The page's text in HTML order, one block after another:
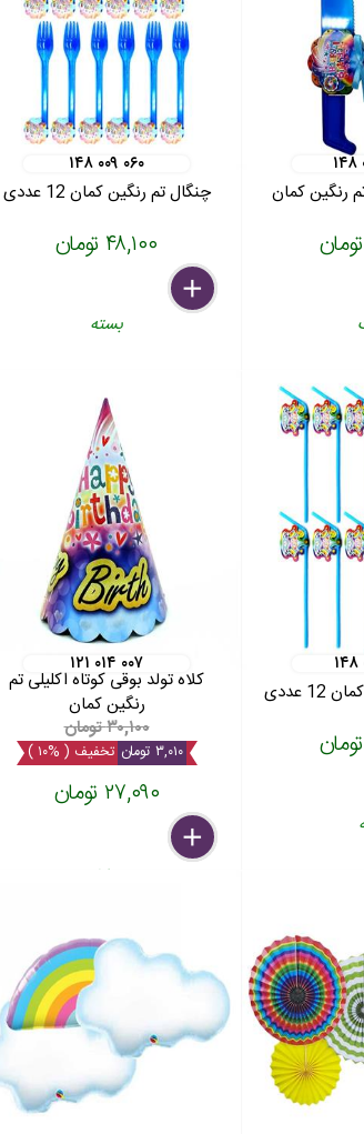
۰۵۴
رنگین کمان
۱۴۸ ۰۰۹ ۰۶۰
چنگال تم رنگین کمان 12 عددی
۴۸,۱۰۰ تومان
delete
remove
add
بسته
عددی
۱۲۱ ۰۱۴ ۰۰۷
کلاه تولد بوقی کوتاه اکلیلی تم
رنگین کمان
۳۰,۱۰۰ تومان
۳,۰۱۰ تومان تخفیف ( %۱۰ )
۲۷,۰۹۰ تومان
delete
remove
add
عدد